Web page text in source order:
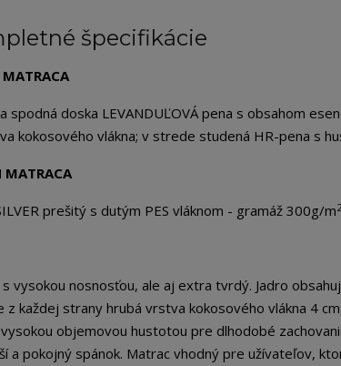
špecifikácie
MATRACA
spodná doska LEVANDUĽOVÁ pena s obsahom
kokosového vlákna; v strede studená HR-pena s
MATRACA
prešitý s dutým PES vláknom - gramáž 300g/m2
vysokou nosnosťou, ale aj extra tvrdý. Jadro
z každej strany hrubá vrstva kokosového vlákna 4
objemovou hustotou pre dlhodobé
a pokojný spánok. Matrac vhodný pre užívateľov,